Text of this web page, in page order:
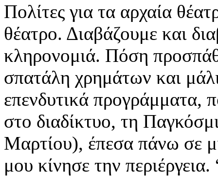
Πολίτες για τα αρχαία
θέατρο. Διαβάζουμε και
κληρονομιά. Πόση
σπατάλη χρημάτων και
επενδυτικά προγράμματα,
στο διαδίκτυο, τη
Μαρτίου), έπεσα πάνω σε
μου κίνησε την